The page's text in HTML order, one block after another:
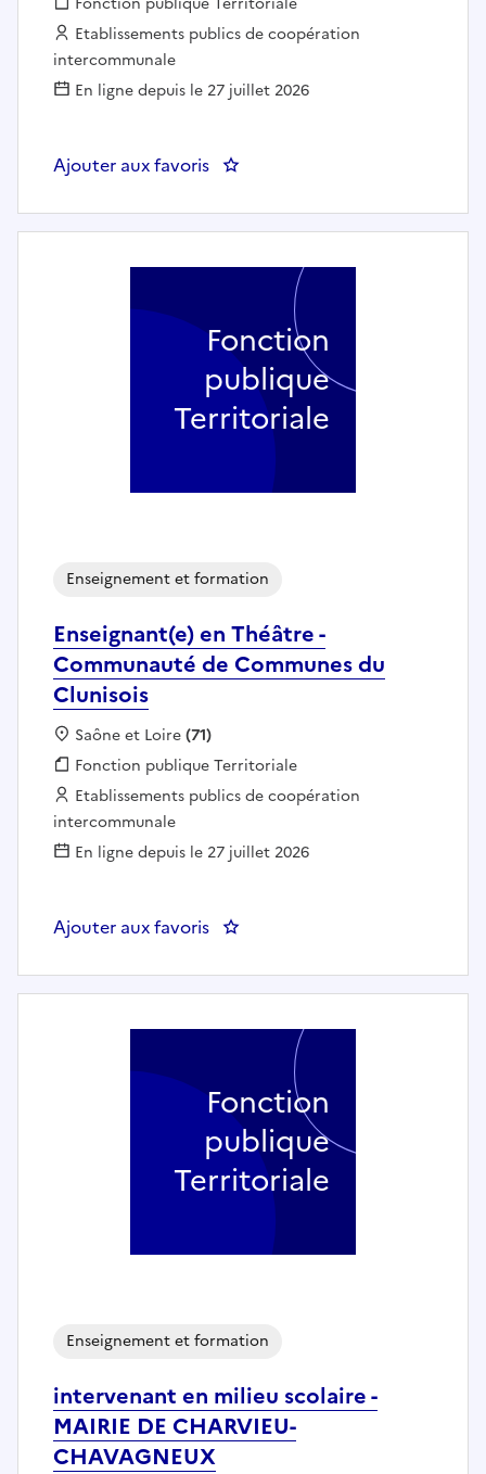
Employeur :
Etablissements publics de coopération
intercommunale
En ligne depuis le 27 juillet 2026
Ajouter aux favoris : enseignant en formation
Enseignant(e) en Théâtre -
Communauté de Communes du
Clunisois
Enseignement et formation
Localisation :
Saône et Loire(71)
Fonction publique :
Fonction publique Territoriale
Employeur :
Etablissements publics de coopération
intercommunale
En ligne depuis le 27 juillet 2026
Ajouter aux favoris : Enseignant(e) en Théâtre -
Fonction
publique
Territoriale
intervenant en milieu scolaire -
MAIRIE DE CHARVIEU-
CHAVAGNEUX
Enseignement et formation
Fonction
publique
Territoriale